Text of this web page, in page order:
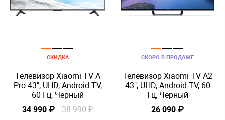
СКИДКА
Телевизор Xiaomi TV A
Pro 43", UHD, Android TV,
60 Гц, Черный
34 990 ₽
38 990 ₽
СКОРО В ПРОДАЖЕ
Телевизор Xiaomi TV A2
43", UHD, Android TV, 60
Гц, Черный
26 090 ₽